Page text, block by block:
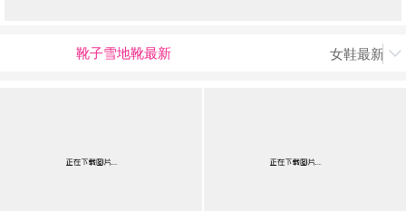
靴子雪地靴最新 女鞋最新上
